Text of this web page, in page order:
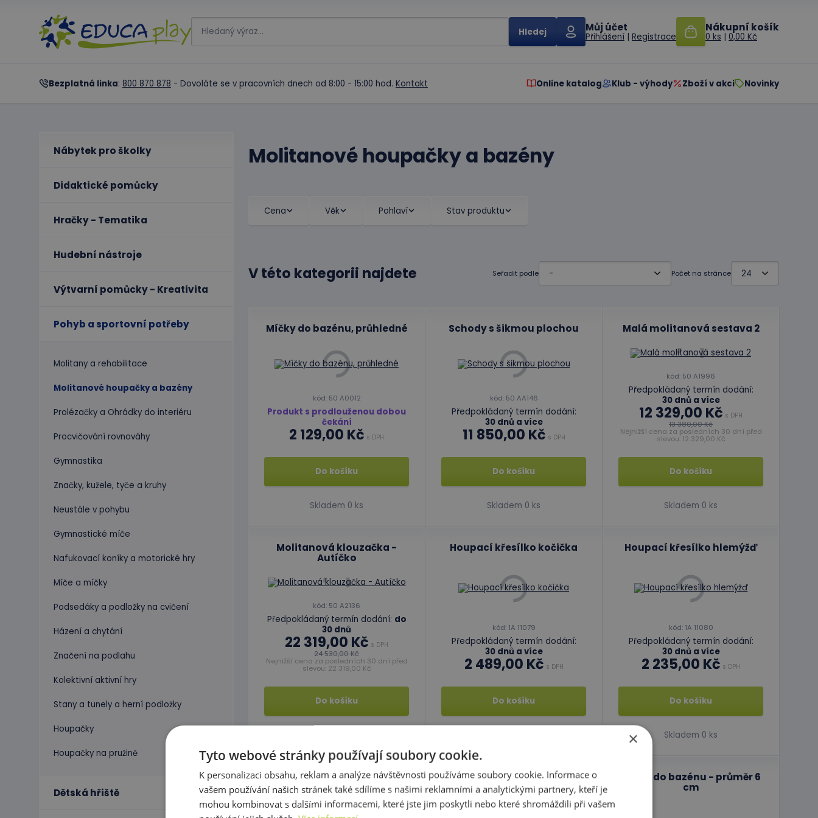
Můj účet
Přihlášení | Registrace
Nákupní košík
0 ks | 0,00 Kč
Bezplatná linka: 800 870 878 - Dovoláte se v pracovních dnech od 8:00 - 15:00 hod. Kontakt Online katalog Klub - výhody Zboží v akci Novinky
Nábytek pro školky
Didaktické pomůcky
Hračky - Tematika
Hudební nástroje
Výtvarní pomůcky - Kreativita
Pohyb a sportovní potřeby
Molitany a rehabilitace
Molitanové houpačky a bazény
Prolézačky a Ohrádky do interiéru
Procvičování rovnováhy
Gymnastika
Značky, kužele, tyče a kruhy
Neustále v pohybu
Gymnastické míče
Nafukovací koníky a motorické hry
Míče a míčky
Podsedáky a podložky na cvičení
Házení a chytání
Značení na podlahu
Kolektivní aktivní hry
Stany a tunely a herní podložky
Houpačky
Houpačky na pružině
Dětská hřiště
Molitanové houpačky a bazény
Cena Věk Pohlaví Stav produktu
V této kategorii najdete Seřadit podle Počet na stránce
Míčky do bazénu, průhledné
kód: 50 A0012
Produkt s prodlouženou dobou
čekání
2 129,00 Kč s DPH
Do košíku
Skladem 0 ks
Schody s šikmou plochou
kód: 50 AA146
Předpokládaný termín dodání:
30 dnů a více
11 850,00 Kč s DPH
Do košíku
Skladem 0 ks
Malá molitanová sestava 2
kód: 50 A1996
Předpokládaný termín dodání:
30 dnů a více
12 329,00 Kč s DPH
13 380,00 Kč
Nejnižší cena za posledních 30 dní před
slevou: 12 329,00 Kč
Do košíku
Skladem 0 ks
Molitanová klouzačka -
Autíčko
kód: 50 A2136
Předpokládaný termín dodání: do
30 dnů
22 319,00 Kč s DPH
24 530,00 Kč
Nejnižší cena za posledních 30 dní před
slevou: 22 319,00 Kč
Do košíku
Houpací křesílko kočička
kód: 1A 11079
Předpokládaný termín dodání:
30 dnů a více
2 489,00 Kč s DPH
Do košíku
Houpací křesílko hlemýžď
kód: 1A 11080
Předpokládaný termín dodání:
30 dnů a více
2 235,00 Kč s DPH
Do košíku
Skladem 0 ks
Bazén s míčky - Mandle Bazén s míčky - Kruh
Míčky do bazénu - průměr 6
cm
×
Tyto webové stránky používají soubory cookie.
K personalizaci obsahu, reklam a analýze návštěvnosti používáme soubory cookie. Informace o
vašem používání našich stránek také sdílíme s našimi reklamními a analytickými partnery, kteří je
mohou kombinovat s dalšími informacemi, které jste jim poskytli nebo které shromáždili při vašem